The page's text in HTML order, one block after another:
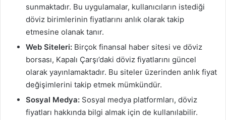
sunmaktadır. Bu uygulamalar, kullanıcıların istediği
döviz birimlerinin fiyatlarını anlık olarak takip
etmesine olanak tanır.
Web Siteleri: Birçok finansal haber sitesi ve döviz
borsası, Kapalı Çarşı’daki döviz fiyatlarını güncel
olarak yayınlamaktadır. Bu siteler üzerinden anlık fiyat
değişimlerini takip etmek mümkündür.
Sosyal Medya: Sosyal medya platformları, döviz
fiyatları hakkında bilgi almak için de kullanılabilir.